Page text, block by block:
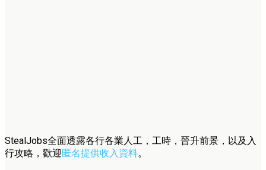
StealJobs全面透露各行各業人工，工時，晉升前景，以及入
行攻略，歡迎匿名提供收入資料。